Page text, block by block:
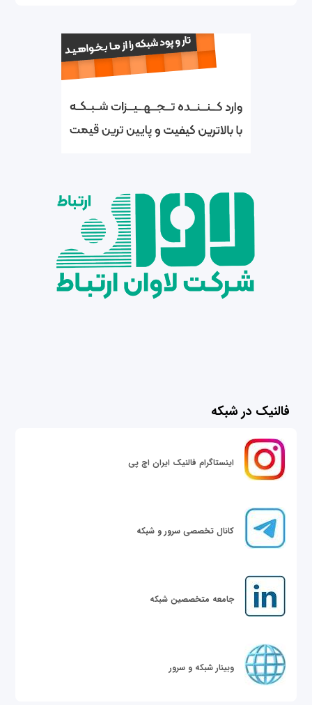
فالنیک در شبکه
اینستاگرام فالنیک ایران اچ پی
کانال تخصصی سرور و شبکه
جامعه متخصصین شبکه
وبینار شبکه و سرور